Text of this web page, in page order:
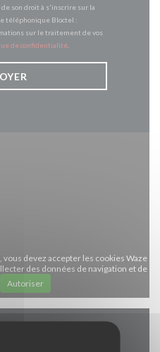
son droit à s'inscrire sur la
téléphonique Bloctel :
sur le traitement de vos
de confidentialité
devez accepter les cookies Waze
des données de navigation et de
Autoriser